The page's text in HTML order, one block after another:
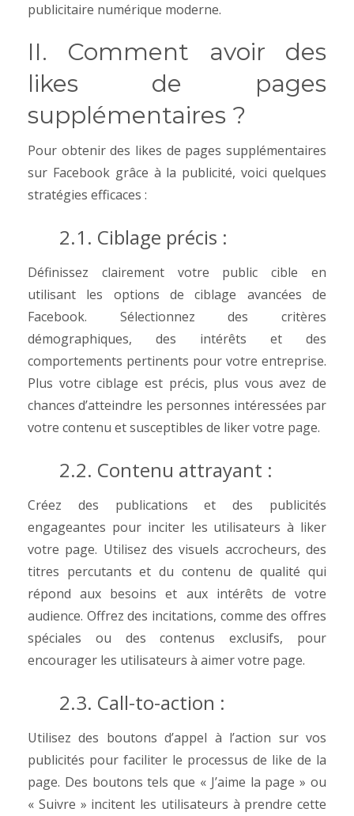
publicitaire numérique moderne.
II. Comment avoir des
likes de pages
supplémentaires ?
Pour obtenir des likes de pages supplémentaires
sur Facebook grâce à la publicité, voici quelques
stratégies efficaces :
2.1. Ciblage précis :
Définissez clairement votre public cible en
utilisant les options de ciblage avancées de
Facebook. Sélectionnez des critères
démographiques, des intérêts et des
comportements pertinents pour votre entreprise.
Plus votre ciblage est précis, plus vous avez de
chances d’atteindre les personnes intéressées par
votre contenu et susceptibles de liker votre page.
2.2. Contenu attrayant :
Créez des publications et des publicités
engageantes pour inciter les utilisateurs à liker
votre page. Utilisez des visuels accrocheurs, des
titres percutants et du contenu de qualité qui
répond aux besoins et aux intérêts de votre
audience. Offrez des incitations, comme des offres
spéciales ou des contenus exclusifs, pour
encourager les utilisateurs à aimer votre page.
2.3. Call-to-action :
Utilisez des boutons d’appel à l’action sur vos
publicités pour faciliter le processus de like de la
page. Des boutons tels que « J’aime la page » ou
« Suivre » incitent les utilisateurs à prendre cette